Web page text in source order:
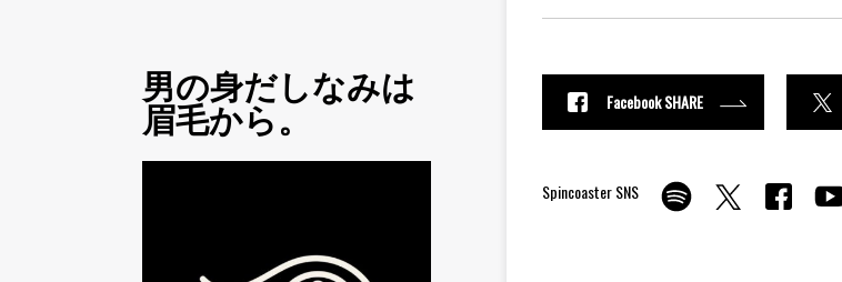
男の身だしなみは
眉毛から。 Facebook SHARE
Spincoaster SNS